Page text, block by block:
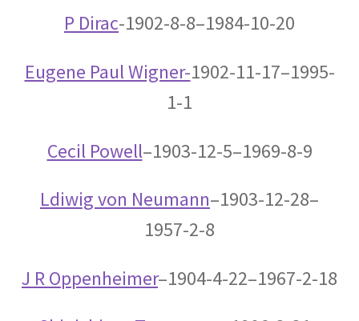
と粒子性を研究】
アーネスト・ラザフォード
【原子模型を提唱した原子物理学の父】
ギブス・山川健次郎・ナイキスト等
が学んだ名門
P Dirac-1902-8-8–1984-10-20
Eugene Paul Wigner-1902-11-17–1995-
1-1
Cecil Powell–1903-12-5–1969-8-9
Ldiwig von Neumann–1903-12-28–
1957-2-8
J R Oppenheimer–1904-4-22–1967-2-18